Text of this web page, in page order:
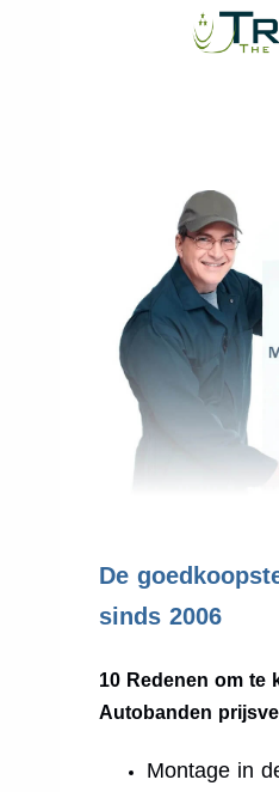
De
sinds 2006
10 Redenen om te
Autobanden
Montage in